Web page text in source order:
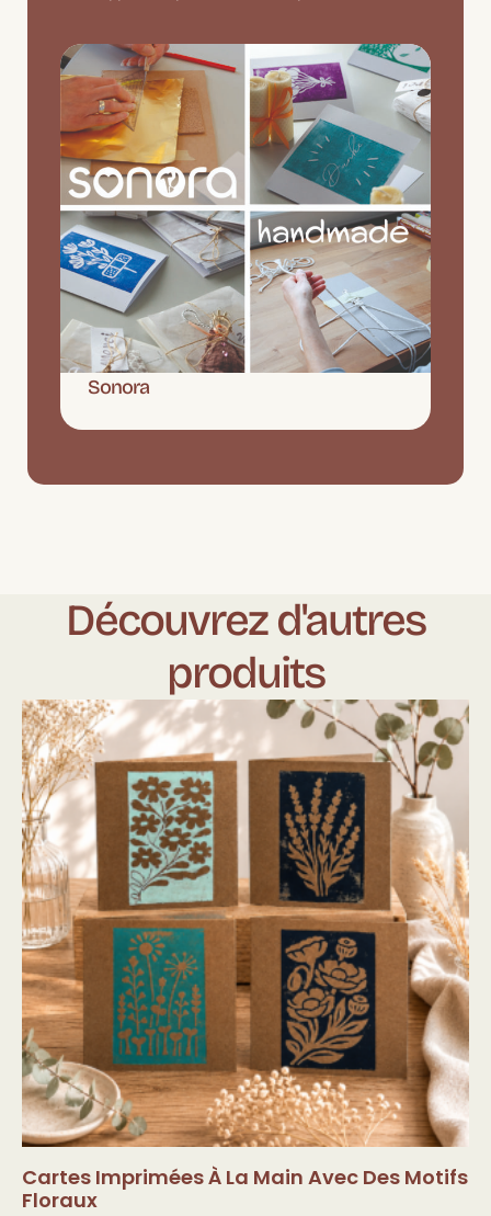
Sonora
Découvrez d'autres
produits
Cartes Imprimées À La Main Avec Des Motifs
Floraux